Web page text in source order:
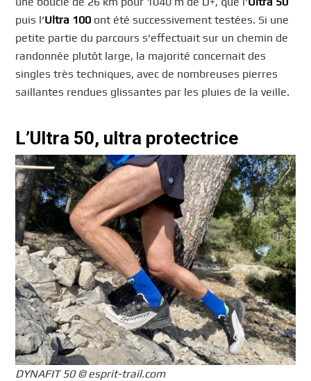
puis l’Ultra 100 ont été successivement testées. Si une
petite partie du parcours s’effectuait sur un chemin de
randonnée plutôt large, la majorité concernait des
singles très techniques, avec de nombreuses pierres
saillantes rendues glissantes par les pluies de la veille.
L’Ultra 50, ultra protectrice
DYNAFIT 50 © esprit-trail.com